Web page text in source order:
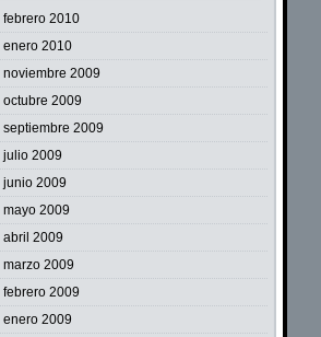
febrero 2010
enero 2010
noviembre 2009
octubre 2009
septiembre 2009
julio 2009
junio 2009
mayo 2009
abril 2009
marzo 2009
febrero 2009
enero 2009